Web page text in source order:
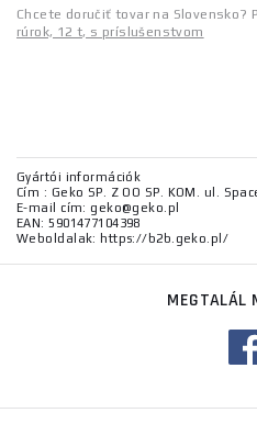
Chcete doručiť tovar na Slovensko?
rúrok, 12 t, s príslušenstvom
Gyártói információk
Cím : Geko SP. Z OO SP. KOM. ul.
E-mail cím: geko@geko.pl
EAN: 5901477104398
Weboldalak: https://b2b.geko.pl/
MEGTALÁL